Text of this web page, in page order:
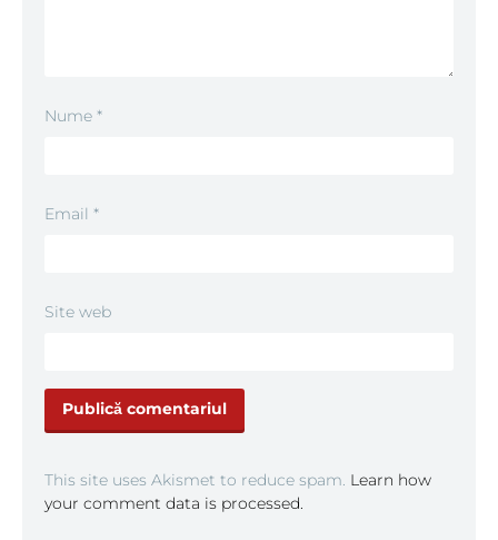
Nume *
Email *
Site web
This site uses Akismet to reduce spam. Learn how
your comment data is processed.